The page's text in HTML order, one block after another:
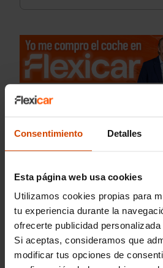
Consentimiento Detalles
Esta página web usa cookies
Utilizamos cookies propias para
tu experiencia durante la
ofrecerte publicidad
Si aceptas, consideramos que
modificar tus opciones de